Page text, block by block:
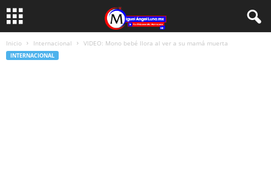
Inicio Internacional VIDEO: Mono bebé llora al ver a su mamá muerta
INTERNACIONAL